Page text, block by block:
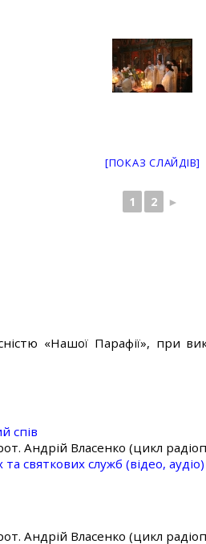
[ПОКАЗ СЛАЙДІВ]
1 2 ►
«Нашої Парафії», при
спів
Андрій Власенко (цикл
святкових служб (відео, аудіо)
Андрій Власенко (цикл